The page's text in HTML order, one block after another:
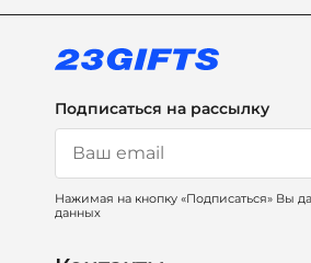
Подписаться на рассылку
Нажимая на кнопку «Подписаться» Вы
данных